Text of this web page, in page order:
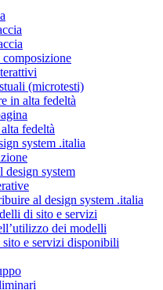
(microtesti)
in alta fedeltà
fedeltà
system .italia
design system
al design system .italia
di sito e servizi
dei modelli
e servizi disponibili